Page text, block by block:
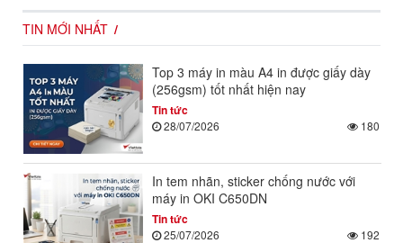
TIN MỚI NHẤT
Top 3 máy in màu A4 in được giấy dày
(256gsm) tốt nhất hiện nay
Tin tức
28/07/2026 180
In tem nhãn, sticker chống nước với
máy in OKI C650DN
Tin tức
25/07/2026 192